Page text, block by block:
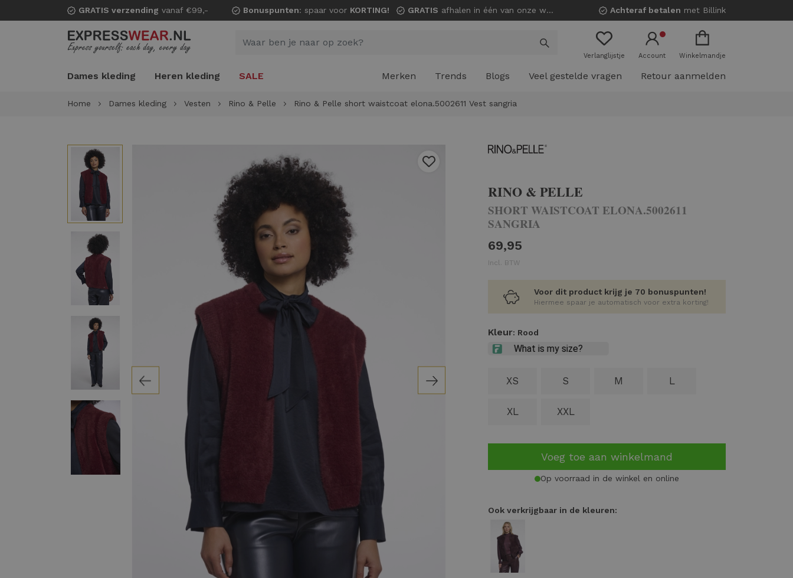
GRATIS verzending vanaf €99,- Bonuspunten: spaar voor KORTING! GRATIS afhalen in één van onze winkels! Achteraf betalen met Billink
Verlanglijstje Account Winkelmandje
Dames kleding Heren kleding SALE Merken Trends Blogs Veel gestelde vragen Retour aanmelden
Home Dames kleding Vesten Rino & Pelle Rino & Pelle short waistcoat elona.5002611 Vest sangria
RINO & PELLE
SHORT WAISTCOAT ELONA.5002611
SANGRIA
69,95
Incl. BTW
Voor dit product krijg je 70 bonuspunten!
Hiermee spaar je automatisch voor extra korting!
Kleur: Rood
XS S M L
XL XXL
Voeg toe aan winkelmand
Op voorraad in de winkel en online
Ook verkrijgbaar in de kleuren: